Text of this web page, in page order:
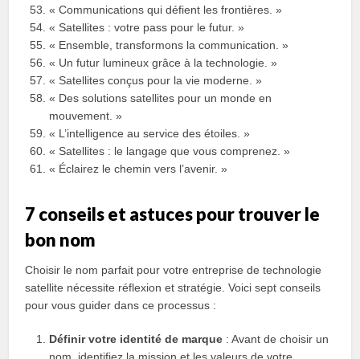
« Communications qui défient les frontières. »
« Satellites : votre pass pour le futur. »
« Ensemble, transformons la communication. »
« Un futur lumineux grâce à la technologie. »
« Satellites conçus pour la vie moderne. »
« Des solutions satellites pour un monde en
mouvement. »
« L’intelligence au service des étoiles. »
« Satellites : le langage que vous comprenez. »
« Éclairez le chemin vers l’avenir. »
7 conseils et astuces pour trouver le
bon nom
Choisir le nom parfait pour votre entreprise de technologie
satellite nécessite réflexion et stratégie. Voici sept conseils
pour vous guider dans ce processus :
Définir votre identité de marque : Avant de choisir un